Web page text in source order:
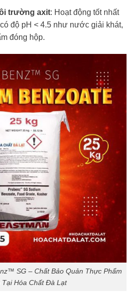
trường axit: Hoạt động tốt nhất
độ pH < 4.5 như nước giải khát,
đóng hộp.
SG – Chất Bảo Quản Thực Phẩm
Tại Hóa Chất Đà Lạt